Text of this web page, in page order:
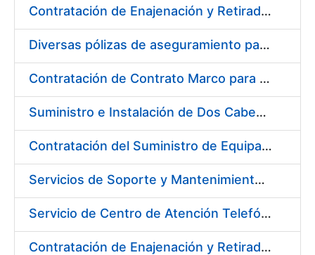
Mostrar/Ocultar Contratación de Enajenación y Retirada de Chatarra durante 2018
Diversas pólizas de aseguramiento para la FNMT-RCM
Contratación de Contrato Marco para el Suministro de Material de Electrónica e Informática, bienio 2018-2019
Suministro e Instalación de Dos Cabezales Dispensadores de Etiquetas a Registro
Contratación del Suministro de Equipación Informático (Servidores)
Servicios de Soporte y Mantenimiento de Licencias de Software (IBM / Open Text) de la Fábrica Nacional de Moneda y Timbre-Real Casa de la Moneda
Servicio de Centro de Atención Telefónica/CAT (servicios CERES, DNI Electrónico, Revocación/Suspensión/Cancelación de Certificados, Devolución de Certificados y Servicio de Notificaciones Electrónicas–SNE) de FNMT-RCM
Contratación de Enajenación y Retirada de Residuos de PVC y Plásticos durante 2018